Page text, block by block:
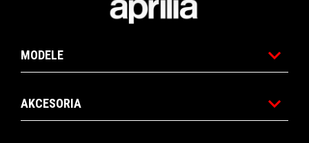
MODELE
AKCESORIA